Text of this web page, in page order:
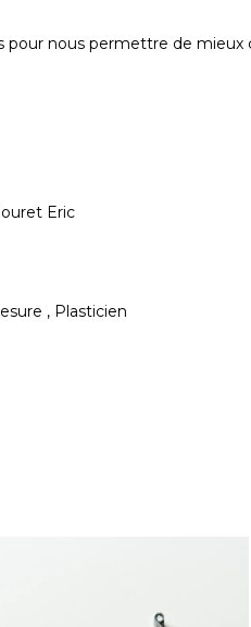
pour nous permettre de
Eric
, Plasticien